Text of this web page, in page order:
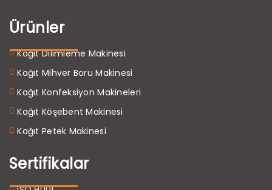
Ürünler
Kağıt Dilimleme Makinesi
Kağıt Mihver Boru Makinesi
Kağıt Konfeksiyon Makineleri
Kağıt Köşebent Makinesi
Kağıt Petek Makinesi
Sertifikalar